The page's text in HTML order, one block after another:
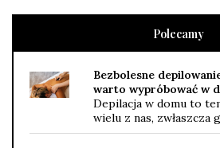
Polecamy
Bezbolesne
warto wypróbować w
Depilacja w domu to
wielu z nas, zwłaszcza